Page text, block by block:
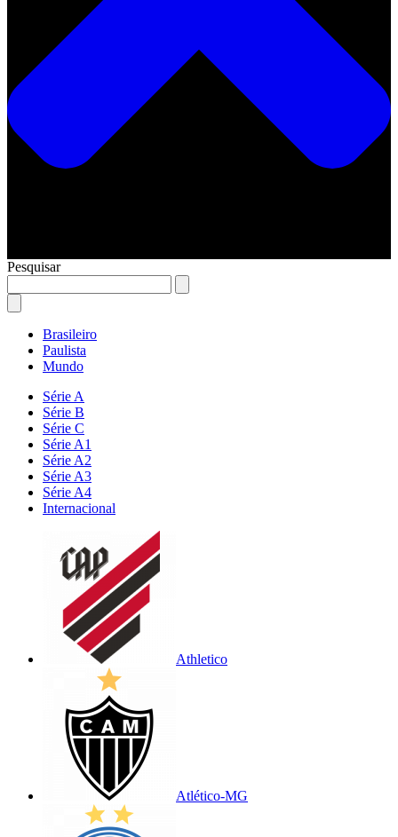
Pesquisar
Brasileiro
Paulista
Mundo
Série A
Série B
Série C
Série A1
Série A2
Série A3
Série A4
Internacional
Athletico
Atlético-MG